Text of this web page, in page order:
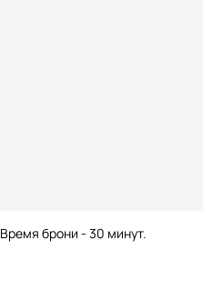
Время брони - 30 минут.